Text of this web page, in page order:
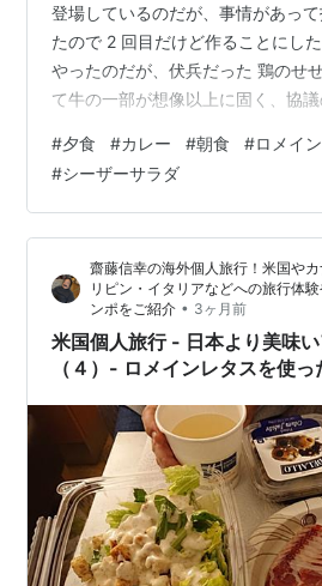
登場しているのだが、事情があっ
たので 2 回目だけど作ることにし
やったのだが、伏兵だった 鶏のせ
て牛の一部が想像以上に固く、協
たのであった。 その硬い牛がコレ
は 150 グラムしかない。いつもの
ニクと炒める。 いつの間にか増え
る）。半分に切ったので二倍だ(^-
後、水とジャガイモを投入。 別に
ん と 肉 …
#夕食 #カレー #朝食 #ロメイ
#シーザーサラダ
齋藤信幸の海外個人旅行！米国や
リピン・イタリアなどへの旅行体
ンポをご紹介 • 3ヶ月前
米国個人旅行 - 日本より美味
（４）- ロメインレタスを使